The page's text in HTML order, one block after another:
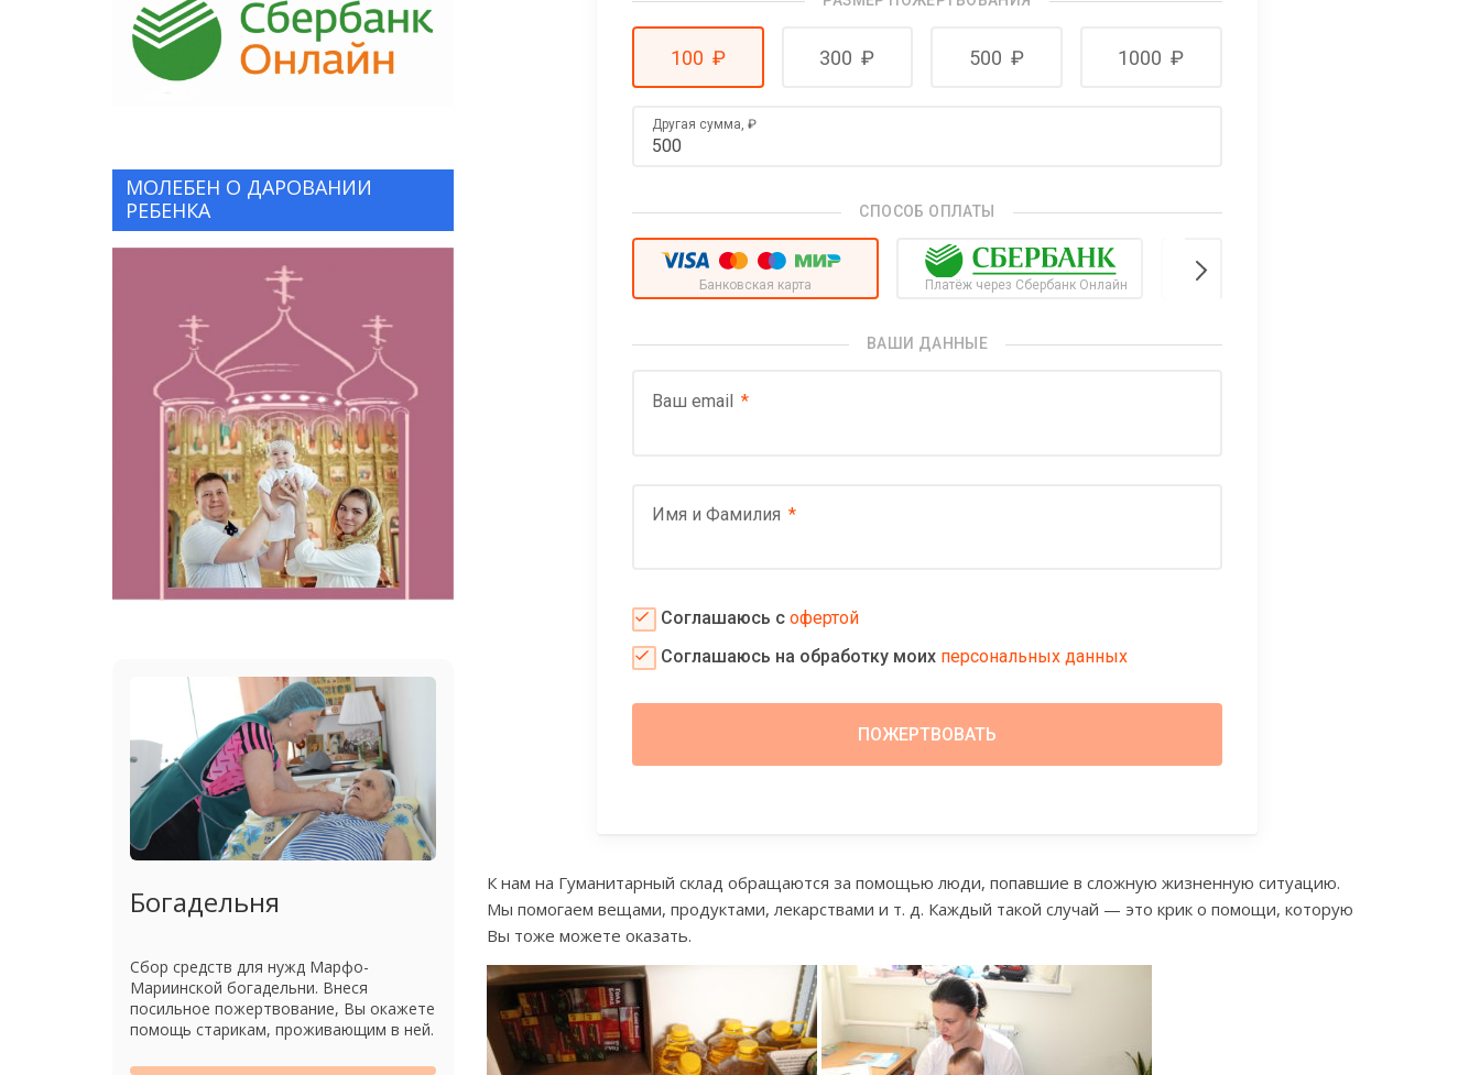
100 ₽ 300 ₽ 500 ₽ 1000 ₽
Другая сумма, ₽
СПОСОБ ОПЛАТЫ
Банковская карта Платёж через Сбербанк Онлайн
ВАШИ ДАННЫЕ
Ваш email
Имя и Фамилия
Соглашаюсь с офертой
Соглашаюсь на обработку моих персональных данных
К нам на Гуманитарный склад обращаются за помощью люди, попавшие в сложную жизненную ситуацию.
Мы помогаем вещами, продуктами, лекарствами и т. д. Каждый такой случай — это крик о помощи, которую
Вы тоже можете оказать.
МОЛЕБЕН О ДАРОВАНИИ
РЕБЕНКА
Богадельня
Сбор средств для нужд Марфо-
Мариинской богадельни. Внеся
посильное пожертвование, Вы окажете
помощь старикам, проживающим в ней.